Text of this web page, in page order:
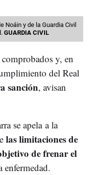
Noáin y de la Guardia Civil
GUARDIA CIVIL
y, en
del Real
sanción, avisan
se apela a la
las limitaciones de
de frenar el
enfermedad.